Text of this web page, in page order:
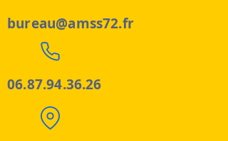
bureau@amss72.fr
06.87.94.36.26